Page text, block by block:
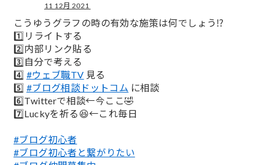
11 12月 2021
こうゆうグラフの時の有効な施策は何でしょう⁉️
1️⃣リライトする
2️⃣内部リンク貼る
3️⃣自分で考える
4️⃣ #ウェブ職TV 見る
5️⃣ #ブログ相談ドットコム に相談
6️⃣Twitterで相談←今ここ🤣
7️⃣Luckyを祈る😆←これ毎日
#ブログ初心者
#ブログ初心者と繋がりたい